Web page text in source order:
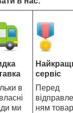
в
ми
сервіс
Перед
ням товар